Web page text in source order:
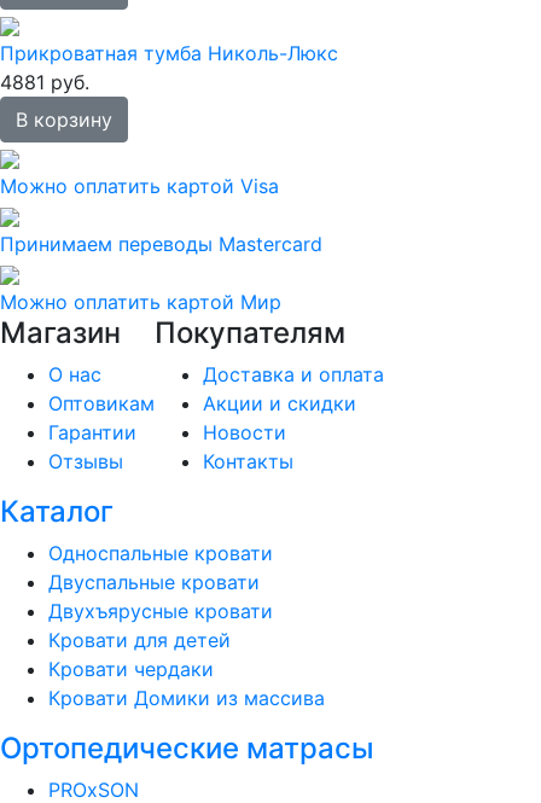
Прикроватная тумба Николь-Люкс
4881 руб.
В корзину
Можно оплатить картой Visa
Принимаем переводы Mastercard
Можно оплатить картой Мир
Магазин
О нас
Оптовикам
Гарантии
Отзывы
Покупателям
Доставка и оплата
Акции и скидки
Новости
Контакты
Каталог
Односпальные кровати
Двуспальные кровати
Двухъярусные кровати
Кровати для детей
Кровати чердаки
Кровати Домики из массива
Ортопедические матрасы
PROxSON